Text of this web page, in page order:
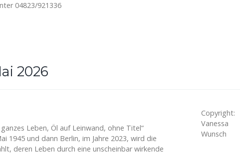
04823/921336
2026
Copyright:
Vanessa
Wunsch
Leben, Öl auf Leinwand, ohne Titel“
1945 und dann Berlin, im Jahre 2023, wird die
deren Leben durch eine unscheinbar wirkende